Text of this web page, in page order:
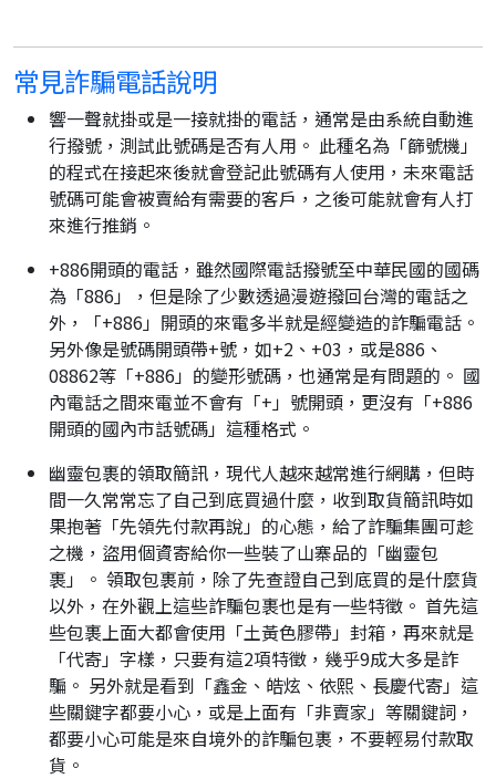
常見詐騙電話說明
響一聲就掛或是一接就掛的電話，通常是由系統自動進
行撥號，測試此號碼是否有人用。 此種名為「篩號機」
的程式在接起來後就會登記此號碼有人使用，未來電話
號碼可能會被賣給有需要的客戶，之後可能就會有人打
來進行推銷。
+886開頭的電話，雖然國際電話撥號至中華民國的國碼
為「886」，但是除了少數透過漫遊撥回台灣的電話之
外，「+886」開頭的來電多半就是經變造的詐騙電話。
另外像是號碼開頭帶+號，如+2、+03，或是886、
08862等「+886」的變形號碼，也通常是有問題的。 國
內電話之間來電並不會有「+」號開頭，更沒有「+886
開頭的國內市話號碼」這種格式。
幽靈包裹的領取簡訊，現代人越來越常進行網購，但時
間一久常常忘了自己到底買過什麼，收到取貨簡訊時如
果抱著「先領先付款再說」的心態，給了詐騙集團可趁
之機，盜用個資寄給你一些裝了山寨品的「幽靈包
裹」。 領取包裹前，除了先查證自己到底買的是什麼貨
以外，在外觀上這些詐騙包裹也是有一些特徵。 首先這
些包裹上面大都會使用「土黃色膠帶」封箱，再來就是
「代寄」字樣，只要有這2項特徵，幾乎9成大多是詐
騙。 另外就是看到「鑫金、皓炫、依熙、長慶代寄」這
些關鍵字都要小心，或是上面有「非賣家」等關鍵詞，
都要小心可能是來自境外的詐騙包裹，不要輕易付款取
貨。